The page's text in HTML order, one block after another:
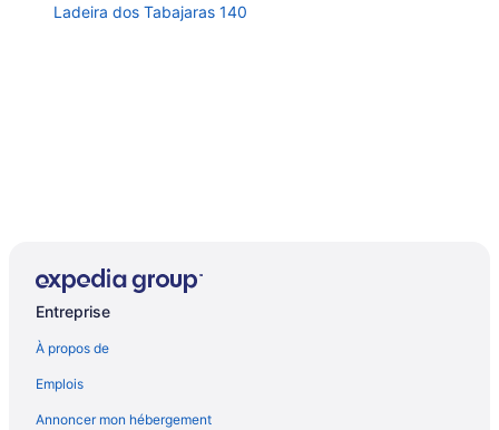
Ladeira dos Tabajaras 140
Entreprise
À propos de
Emplois
Annoncer mon hébergement